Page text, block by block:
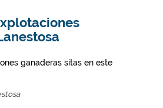
ganaderas sitas en este